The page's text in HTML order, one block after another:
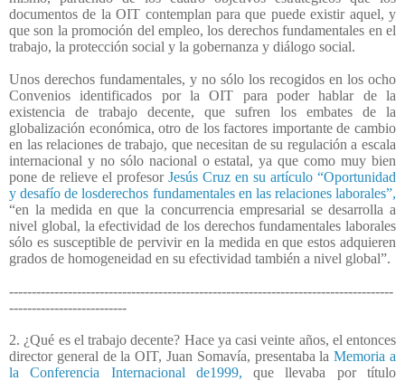
documentos de la OIT contemplan para que puede existir aquel, y
que son la promoción del empleo, los derechos fundamentales en el
trabajo, la protección social y la gobernanza y diálogo social.
Unos derechos fundamentales, y no sólo los recogidos en los ocho
Convenios identificados por la OIT para poder hablar de la
existencia de trabajo decente, que sufren los embates de la
globalización económica, otro de los factores importante de cambio
en las relaciones de trabajo, que necesitan de su regulación a escala
internacional y no sólo nacional o estatal, ya que como muy bien
pone de relieve el profesor Jesús Cruz en su artículo “Oportunidad
y desafío de losderechos fundamentales en las relaciones laborales”,
“en la medida en que la concurrencia empresarial se desarrolla a
nivel global, la efectividad de los derechos fundamentales laborales
sólo es susceptible de pervivir en la medida en que estos adquieren
grados de homogeneidad en su efectividad también a nivel global”.
-------------------------------------------------------------------------------------
--------------------------
2. ¿Qué es el trabajo decente? Hace ya casi veinte años, el entonces
director general de la OIT, Juan Somavía, presentaba laMemoria a
la Conferencia Internacional de1999, que llevaba por título